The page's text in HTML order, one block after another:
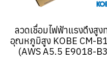
ลวดเชื่อมไฟฟ้าแรงดึงสูง
อุณหภูมิสูง KOBE CM-
(AWS A5.5 E9018-